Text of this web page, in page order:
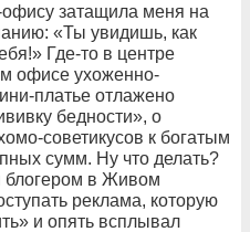
офису затащила меня на
«Ты увидишь, как
Где-то в центре
офисе ухоженно-
платье отлажено
бедности», о
советикусов к богатым
сумм. Ну что делать?
блогером в Живом
реклама, которую
и опять всплывал